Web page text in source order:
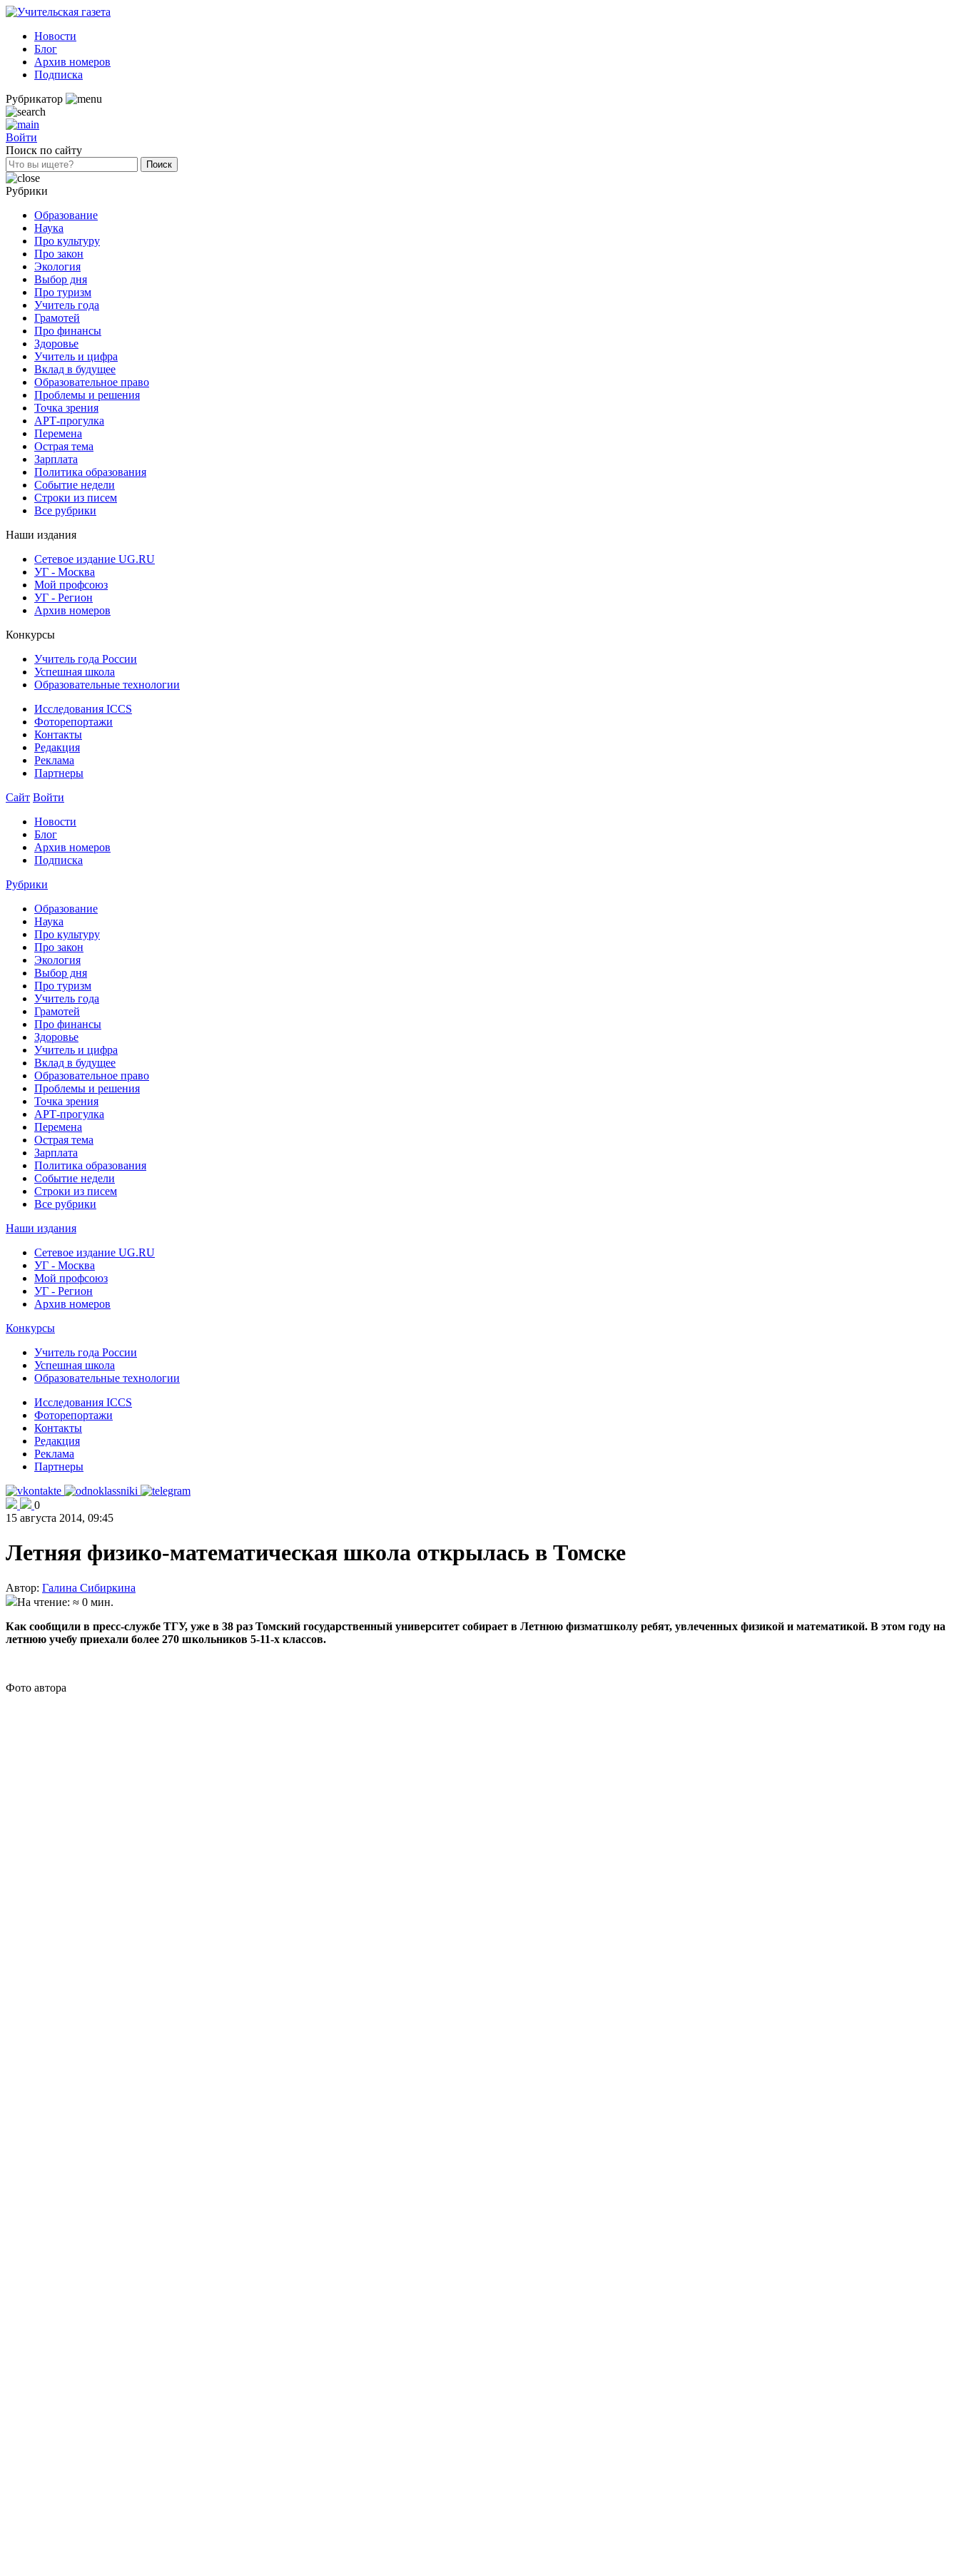
Новости
Блог
Архив номеров
Подписка
Рубрикатор
Войти
Поиск по сайту
Рубрики
Образование
Наука
Про культуру
Про закон
Экология
Выбор дня
Про туризм
Учитель года
Грамотей
Про финансы
Здоровье
Учитель и цифра
Вклад в будущее
Образовательное право
Проблемы и решения
Точка зрения
АРТ-прогулка
Перемена
Острая тема
Зарплата
Политика образования
Событие недели
Строки из писем
Все рубрики
Наши издания
Сетевое издание UG.RU
УГ - Москва
Мой профсоюз
УГ - Регион
Архив номеров
Конкурсы
Учитель года России
Успешная школа
Образовательные технологии
Исследования ICCS
Фоторепортажи
Контакты
Редакция
Реклама
Партнеры
Сайт Войти
Новости
Блог
Архив номеров
Подписка
Рубрики
Образование
Наука
Про культуру
Про закон
Экология
Выбор дня
Про туризм
Учитель года
Грамотей
Про финансы
Здоровье
Учитель и цифра
Вклад в будущее
Образовательное право
Проблемы и решения
Точка зрения
АРТ-прогулка
Перемена
Острая тема
Зарплата
Политика образования
Событие недели
Строки из писем
Все рубрики
Наши издания
Сетевое издание UG.RU
УГ - Москва
Мой профсоюз
УГ - Регион
Архив номеров
Конкурсы
Учитель года России
Успешная школа
Образовательные технологии
Исследования ICCS
Фоторепортажи
Контакты
Редакция
Реклама
Партнеры
0
15 августа 2014, 09:45
Летняя физико-математическая школа открылась в Томске
Автор: Галина Сибиркина
На чтение: ≈ 0 мин.
Как сообщили в пресс-службе ТГУ, уже в 38 раз Томский государственный университет собирает в Летнюю физматшколу ребят, увлеченных физикой и математикой. В этом году на
летнюю учебу приехали более 270 школьников 5-11-х классов.
Фото автора